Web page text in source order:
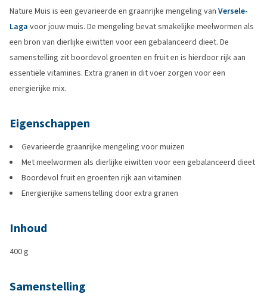
Nature Muis is een gevarieerde en graanrijke mengeling van Versele-
Laga voor jouw muis. De mengeling bevat smakelijke meelwormen als
een bron van dierlijke eiwitten voor een gebalanceerd dieet. De
samenstelling zit boordevol groenten en fruit en is hierdoor rijk aan
essentiële vitamines. Extra granen in dit voer zorgen voor een
energierijke mix.
Eigenschappen
Gevarieerde graanrijke mengeling voor muizen
Met meelwormen als dierlijke eiwitten voor een gebalanceerd dieet
Boordevol fruit en groenten rijk aan vitaminen
Energierijke samenstelling door extra granen
Inhoud
400 g
Samenstelling